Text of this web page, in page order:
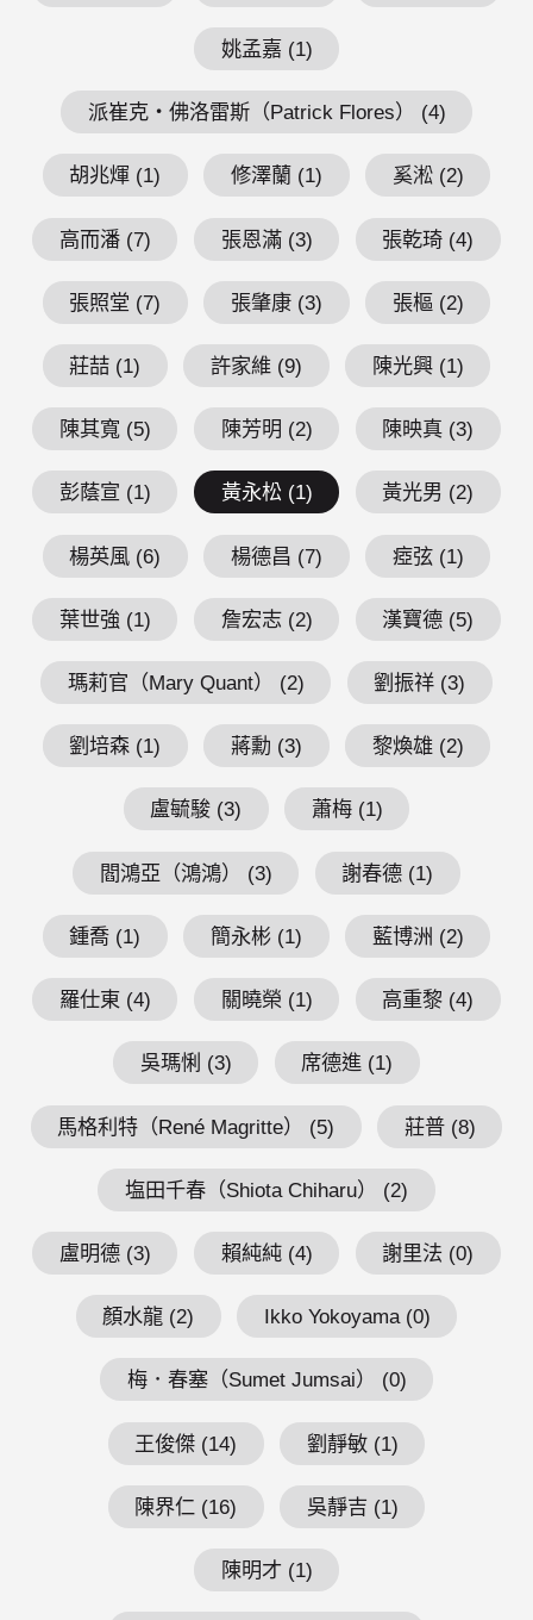
姚孟嘉 (1)
派崔克・佛洛雷斯（Patrick Flores） (4)
胡兆煇 (1) 修澤蘭 (1) 奚淞 (2)
高而潘 (7) 張恩滿 (3) 張乾琦 (4)
張照堂 (7) 張肇康 (3) 張樞 (2)
莊喆 (1) 許家維 (9) 陳光興 (1)
陳其寬 (5) 陳芳明 (2) 陳映真 (3)
彭蔭宣 (1) 黃永松 (1) 黃光男 (2)
楊英風 (6) 楊德昌 (7) 瘂弦 (1)
葉世強 (1) 詹宏志 (2) 漢寶德 (5)
瑪莉官（Mary Quant） (2) 劉振祥 (3)
劉培森 (1) 蔣勳 (3) 黎煥雄 (2)
盧毓駿 (3) 蕭梅 (1)
閻鴻亞（鴻鴻） (3) 謝春德 (1)
鍾喬 (1) 簡永彬 (1) 藍博洲 (2)
羅仕東 (4) 關曉榮 (1) 高重黎 (4)
吳瑪悧 (3) 席德進 (1)
馬格利特（René Magritte） (5) 莊普 (8)
塩田千春（Shiota Chiharu） (2)
盧明德 (3) 賴純純 (4) 謝里法 (0)
顏水龍 (2) Ikko Yokoyama (0)
梅．春塞（Sumet Jumsai） (0)
王俊傑 (14) 劉靜敏 (1)
陳界仁 (16) 吳靜吉 (1)
陳明才 (1)